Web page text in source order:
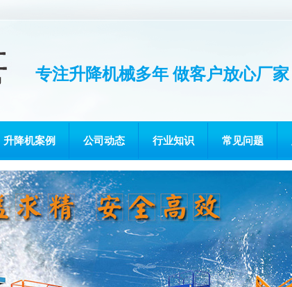
专注升降机械多年 做客户放心厂家
升降机案例 公司动态 行业知识 常见问题